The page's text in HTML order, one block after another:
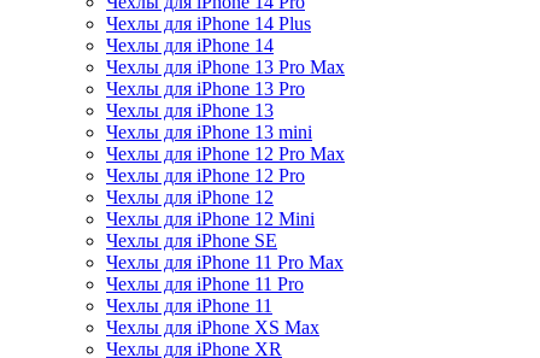
Чехлы для iPhone 14 Plus
Чехлы для iPhone 14
Чехлы для iPhone 13 Pro Max
Чехлы для iPhone 13 Pro
Чехлы для iPhone 13
Чехлы для iPhone 13 mini
Чехлы для iPhone 12 Pro Max
Чехлы для iPhone 12 Pro
Чехлы для iPhone 12
Чехлы для iPhone 12 Mini
Чехлы для iPhone SE
Чехлы для iPhone 11 Pro Max
Чехлы для iPhone 11 Pro
Чехлы для iPhone 11
Чехлы для iPhone XS Max
Чехлы для iPhone XR